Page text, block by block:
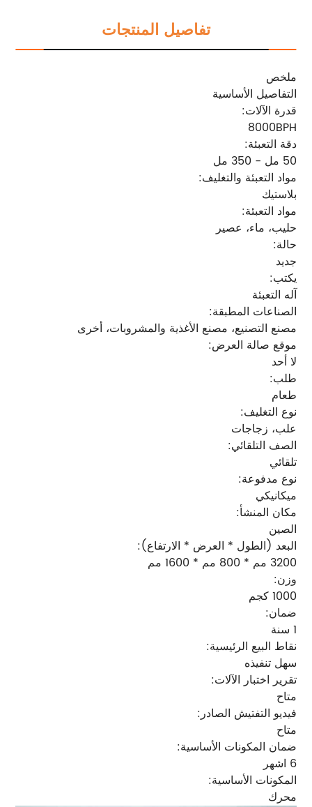
تفاصيل المنتجات
ملخص
التفاصيل الأساسية
قدرة الآلات:
8000BPH
دقة التعبئة:
50 مل - 350 مل
مواد التعبئة والتغليف:
بلاستيك
مواد التعبئة:
حليب، ماء، عصير
حالة:
جديد
يكتب:
آله التعبئة
الصناعات المطبقة:
مصنع التصنيع، مصنع الأغذية والمشروبات، أخرى
موقع صالة العرض:
لا أحد
طلب:
طعام
نوع التغليف:
علب، زجاجات
الصف التلقائي:
تلقائي
نوع مدفوعة:
ميكانيكي
مكان المنشأ:
الصين
البعد (الطول * العرض * الارتفاع):
3200 مم * 800 مم * 1600 مم
وزن:
1000 كجم
ضمان:
1 سنة
نقاط البيع الرئيسية:
سهل تنفيذه
تقرير اختبار الآلات:
متاح
فيديو التفتيش الصادر:
متاح
ضمان المكونات الأساسية:
6 اشهر
المكونات الأساسية:
محرك